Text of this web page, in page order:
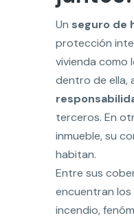
Un seguro de
protección
vivienda como
dentro de ella,
terceros. En
inmueble, su
habitan.
Entre sus
encuentran los
incendio,